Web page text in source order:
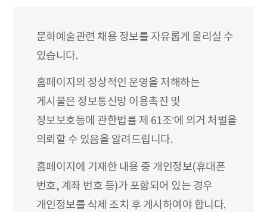
문화예술관련 채용 정보를 자유롭게 올리실 수
있습니다.
홈페이지의 정상적인 운영을 저해하는
게시물은 정보통신망 이용촉진 및
정보보호등에 관한법률 제 61조’에 의거 처벌을
의뢰할 수 있음을 알려드립니다.
홈페이지에 기재한 내용 중 개인정보(휴대폰
번호, 계좌 번호 등)가 포함되어 있는 경우
개인정보를 삭제 조치 후 게시하여야 합니다.